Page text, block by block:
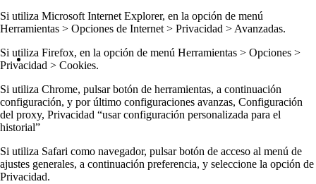
Si utiliza Microsoft Internet Explorer, en la opción de menú
Herramientas > Opciones de Internet > Privacidad > Avanzadas.
Si utiliza Firefox, en la opción de menú Herramientas > Opciones >
Privacidad > Cookies.
Si utiliza Chrome, pulsar botón de herramientas, a continuación
configuración, y por último configuraciones avanzas, Configuración
del proxy, Privacidad “usar configuración personalizada para el
historial”
Si utiliza Safari como navegador, pulsar botón de acceso al menú de
ajustes generales, a continuación preferencia, y seleccione la opción de
Privacidad.